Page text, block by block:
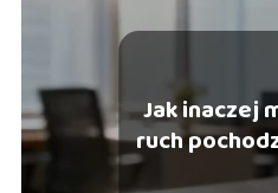
Jak inaczej
ruch